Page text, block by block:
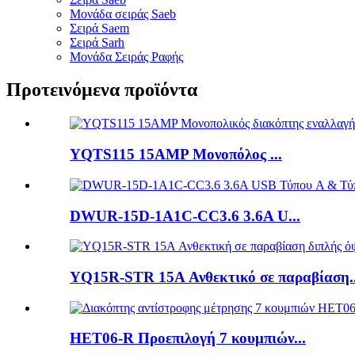
Μονάδα σειράς Saeb
Σειρά Saem
Σειρά Sarh
Μονάδα Σειράς Ραφής
Προτεινόμενα προϊόντα
YQTS115 15AMP Μονοπόλος ...
DWUR-15D-1A1C-CC3.6 3.6A U...
YQ15R-STR 15A Ανθεκτικό σε
HET06-R Προεπιλογή 7 κουμπιών...